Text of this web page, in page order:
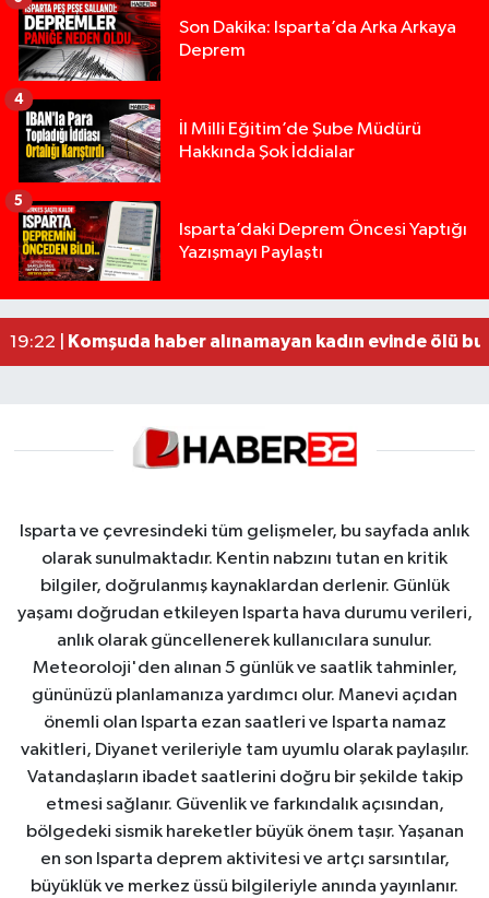
Son Dakika: Isparta’da Arka Arkaya
Deprem
İl Milli Eğitim’de Şube Müdürü
Hakkında Şok İddialar
4
Isparta’daki Deprem Öncesi Yaptığı
Yazışmayı Paylaştı
5
13:00 |Yığılca'da kardeşler arasındaki silahlı kavgada
12:48 |Tur teknesi çalışanlarının birbirine girdiği kavga
02:26 |MOTOSİKLETLE ÇARPIŞAN OTOMOBİL GÜL
19:22 |
Komşuda haber alınamayan kadın evinde ölü
Isparta ve çevresindeki tüm gelişmeler, bu sayfada anlık
olarak sunulmaktadır. Kentin nabzını tutan en kritik
bilgiler, doğrulanmış kaynaklardan derlenir. Günlük
yaşamı doğrudan etkileyen Isparta hava durumu verileri,
anlık olarak güncellenerek kullanıcılara sunulur.
Meteoroloji'den alınan 5 günlük ve saatlik tahminler,
gününüzü planlamanıza yardımcı olur. Manevi açıdan
önemli olan Isparta ezan saatleri ve Isparta namaz
vakitleri, Diyanet verileriyle tam uyumlu olarak paylaşılır.
Vatandaşların ibadet saatlerini doğru bir şekilde takip
etmesi sağlanır. Güvenlik ve farkındalık açısından,
bölgedeki sismik hareketler büyük önem taşır. Yaşanan
en son Isparta deprem aktivitesi ve artçı sarsıntılar,
büyüklük ve merkez üssü bilgileriyle anında yayınlanır.